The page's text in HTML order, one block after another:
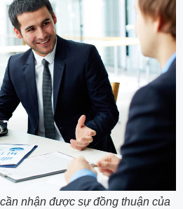
nhận được sự đồng thuận của